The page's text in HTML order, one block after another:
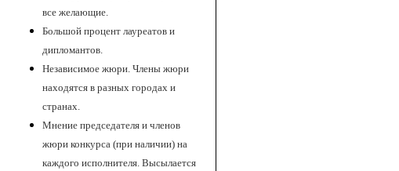
все желающие.
Большой процент лауреатов и
дипломантов.
Независимое жюри. Члены жюри
находятся в разных городах и
странах.
Мнение председателя и членов
жюри конкурса (при наличии) на
каждого исполнителя. Высылается